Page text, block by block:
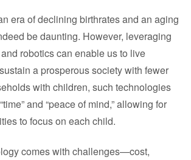
era of declining birthrates and an aging
be daunting. However, leveraging
robotics can enable us to live
a prosperous society with fewer
with children, such technologies
and “peace of mind,” allowing for
to focus on each child.
comes with challenges—cost,